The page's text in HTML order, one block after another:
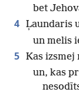
bet
4 Ļaundaris
un melis
5 Kas izsmej
un, kas